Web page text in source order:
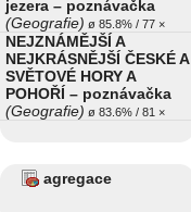
jezera – poznávačka
(Geografie) ø 85.8% / 77 ×
NEJZNÁMĚJŠÍ A
NEJKRÁSNĚJŠÍ ČESKÉ A
SVĚTOVÉ HORY A
POHOŘÍ – poznávačka
(Geografie) ø 83.6% / 81 ×
agregace